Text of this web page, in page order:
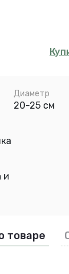
Диаметр
20-25 см
и
товаре